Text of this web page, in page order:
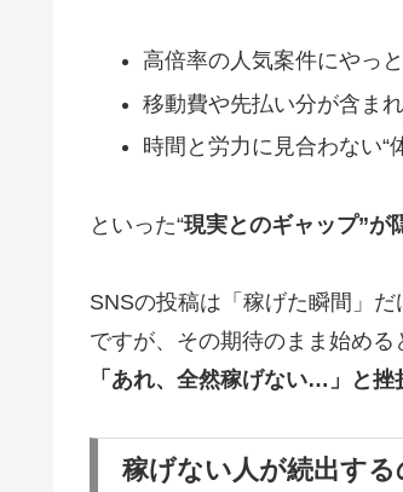
高倍率の人気案件にやっ
移動費や先払い分が含ま
時間と労力に見合わない“
といった“現実とのギャップ”が
SNSの投稿は「稼げた瞬間」
ですが、その期待のまま始める
「あれ、全然稼げない…」と挫
稼げない人が続出する